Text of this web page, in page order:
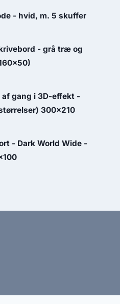
- hvid, m. 5 skuffer
- grå træ og
af gang i 3D-effekt -
300x210
- Dark World Wide -